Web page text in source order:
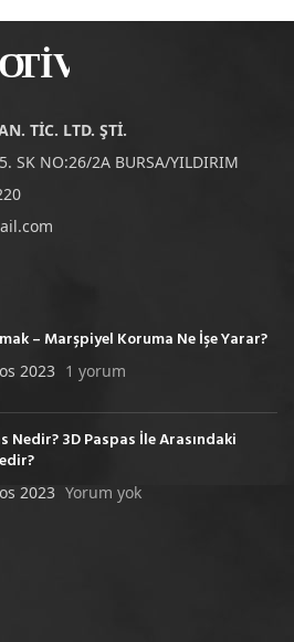
TİC. LTD. ŞTİ.
SK NO:26/2A BURSA/YILDIRIM
– Marşpiyel Koruma Ne İşe Yarar?
2023 1 yorum
Nedir? 3D Paspas İle Arasındaki
2023 Yorum yok